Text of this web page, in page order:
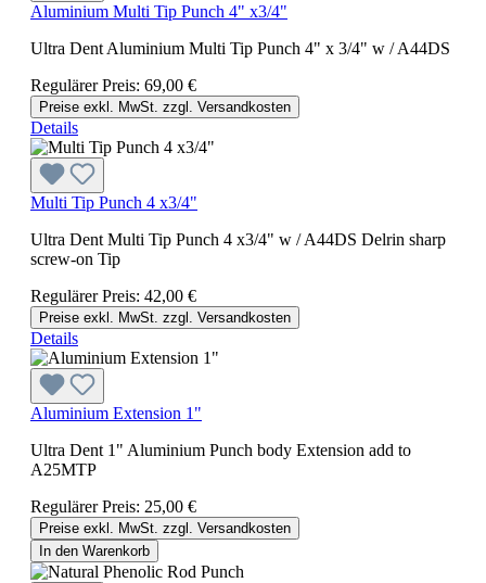
Aluminium Multi Tip Punch 4" x3/4"
Ultra Dent Aluminium Multi Tip Punch 4" x 3/4" w / A44DS
Regulärer Preis: 69,00 €
Preise exkl. MwSt. zzgl. Versandkosten
Details
Multi Tip Punch 4 x3/4"
Ultra Dent Multi Tip Punch 4 x3/4" w / A44DS Delrin sharp
screw-on Tip
Regulärer Preis: 42,00 €
Preise exkl. MwSt. zzgl. Versandkosten
Details
Aluminium Extension 1"
Ultra Dent 1" Aluminium Punch body Extension add to
A25MTP
Regulärer Preis: 25,00 €
Preise exkl. MwSt. zzgl. Versandkosten
In den Warenkorb